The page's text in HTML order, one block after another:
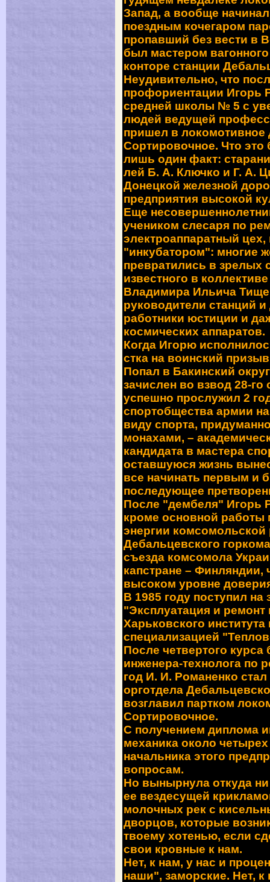
Запад, а вообще
поездным кочегаром
пропавший без вести в
был мастером
конторе станции
Неудивительно, что
профориентации Игорь
средней школы № 5 с
людей ведущей
пришел в локомотивное
Сортировочное. Что это
лишь один факт:
лей Б. А. Ключко и Г. А.
Донецкой железной
предприятия высокой
Еще
учеником слесаря по
электро­аппаратный
"инкубатором": многие
превратились в зрелых
известного в
Владимира Ильича
руководители станций
работники юстиции и
космических аппаратов.
Когда Игорю
стка на воинский
По­пал в Бакинский
зачислен во взвод 28-го
успешно прослужил 2
спортобщества армии
виду спорта,
монахами, –
кандидата в мастера
оставшуюся жизнь
все начинать первым и
последующее
После "дембеля" Игорь
кроме основной работы
энергии
Дебальцевского
съезда комсомола
капстране – Финляндии,
высоком уровне
В 1985 году поступил на
"Эксплуатация и
Харьковского
специализацией
После четвертого
инженера-технолога по
год И. И. Романенко
орготдела
возглавил партком
Сортировочное.
С получением диплома
механика около
начальника этого
вопросам.
Но вынырнула откуда
ее вездесущей
молочных рек с
дворцов, которые
твоему хотенью, если
свои кровные к нам.
Нет, к нам, у нас и
наши", заморские. Нет,